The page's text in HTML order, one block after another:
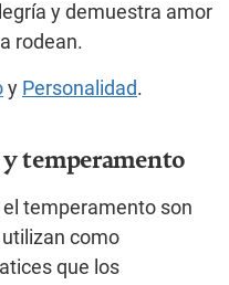
y demuestra amor
rodean.
y Personalidad.
temperamento
el temperamento son
como
que los